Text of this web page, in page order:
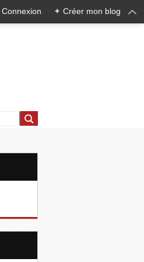
Connexion + Créer mon blog